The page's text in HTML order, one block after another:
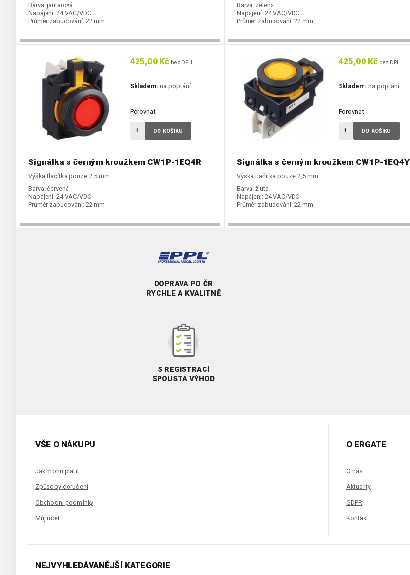
Barva: jantarová
Napájení: 24 VAC/VDC
Průměr zabudování: 22 mm
Barva: zelená
Napájení: 24 VAC/VDC
Průměr zabudování: 22 mm
Signálka s černým kroužkem CW1P-1EQ4R
Výška tlačítka pouze 2,5 mm
Barva: červená
Napájení: 24 VAC/VDC
Průměr zabudování: 22 mm
425,00 Kč bez DPH
Skladem: na poptání
Porovnat
DO KOŠÍKU
Signálka s černým kroužkem CW1P-1EQ4Y
Výška tlačítka pouze 2,5 mm
Barva: žlutá
Napájení: 24 VAC/VDC
Průměr zabudování: 22 mm
425,00 Kč bez DPH
Skladem: na poptání
Porovnat
DO KOŠÍKU
DOPRAVA PO ČR
RYCHLE A KVALITNĚ
S REGISTRACÍ
SPOUSTA VÝHOD
VŠE O NÁKUPU
Jak mohu platit
Způsoby doručení
Obchodní podmínky
Můj účet
O ERGATE
O nás
Aktuality
GDPR
Kontakt
NEJVYHLEDÁVANĚJŠÍ KATEGORIE